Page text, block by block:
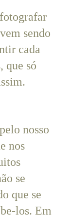
sendo
cada
que só
nosso
nos
se
que se
los. Em